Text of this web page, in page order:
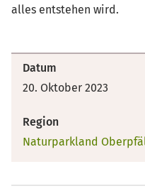
alles entstehen wird.
Datum
20. Oktober 2023
Region
Naturparkland